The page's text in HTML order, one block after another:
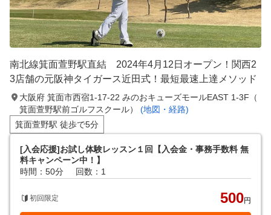
南北線箕面萱野駅直結 2024年4月12日オープン！関西2
3店舗の元阪神タイガース近田式！最短最速上達メソッド
大阪府 箕面市西宿1-17-22 みのおキューズモールEAST 1-3F（
箕面萱野駅前ゴルフスクール） (地図・経路)
箕面萱野駅 徒歩で5分
[入会応援]お試し体験レッスン１回【入会金・事務手数料 無
料キャンペーン中！】
時間：50分
回数：1
初回限定 500円